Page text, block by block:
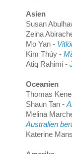
Asien
Susan
Zeina
Mo Yan -
Kim Thúy -
Atiq Rahimi -
Oceanien
Thomas
Shaun Tan -
Melina
Australien
Katerine